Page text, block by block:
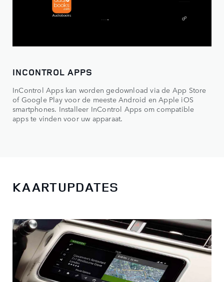
INCONTROL APPS
InControl Apps kan worden gedownload via de App Store
of Google Play voor de meeste Android en Apple iOS
smartphones. Installeer InControl Apps om compatible
apps te vinden voor uw apparaat.
KAARTUPDATES